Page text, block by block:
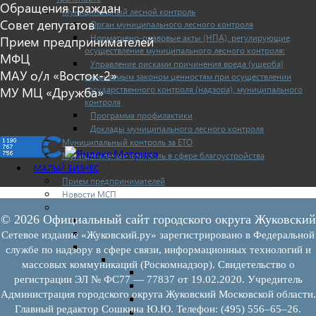
Муниципальный лесной контроль
Орган муниципального лесного контроля
Нормативно-правовые акты (НПА), регулирующие
осуществление муниципального лесного контроля:
Управление рисками причинения вреда (ущерба)
охраняемым законом ценностям при осуществлении
государственного контроля (надзора), муниципального
контроля
Программа профилактики
Доклады муниципального лесного контроля
Муниципальный контроль за ЕТО
Муниципальный контроль в сфере благоустройства
МАЛЫЙ БИЗНЕС
Прием предпринимателей
Новости МСП
Поддержка МСП
Финансовая поддержка
Имущественная поддержка
Нормативно-правовые акты
Федеральное законодательство
Региональное законодательство
Порядок формирования и ведения
Порядок предоставления имущества из
Обращения граждан
Совет депутатов
Прием предпринимателей
МФЦ
МАУ о/л «Восток-2»
МУ МЦ «Дружба»
© 2026 Официальный сайт городского округа Жуковский
Сетевое издание «Жуковский.ру» зарегистрировано в Федеральной
службе по надзору в сфере связи, информационных технологий и
массовых коммуникаций (Роскомнадзор). Свидетельство о
регистрации ЭЛ № ФС77 — 77837 от 19.02.2020. Учредитель
Администрация городского округа Жуковский Московской области.
Главный редактор Сошкина Ю.Ю. Телефон: (495) 556–65–26.